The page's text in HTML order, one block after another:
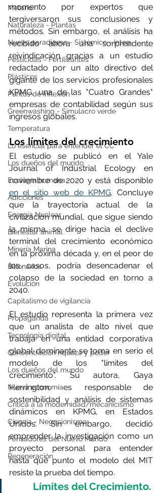
Metano
Naturaleza - Plantas
Nuevo paradigma - Sistémico - Integ
Pesticidas - Fertilizantes
Plásticos
Puntos de inflexión
Greenwashing - Simulacro verde
Temperatura
Lo esencial para entender el CC
Los dueños del mundo
Ecología humana
Adicciones
Energía Nuclear
Bienestar animal
Minería Marina
Billonarios
Evolución
Capitalismo de vigilancia
Propaganda
Tecnología digital
Concentración riqueza y poder
Los dueños del mundo
Nueva economía
Crítica a la modernidad/mecanicismo
Ciencia - Negacionismo
Pensadores del Nuevo Mundo
Regeneración
momento por expertos que
tergiversaron sus conclusiones y
métodos. Sin embargo, el análisis ha
recibido ahora una sorprendente
reivindicación gracias a un estudio
redactado por un alto directivo del
gigante de los servicios profesionales
KPMG, una de las "Cuatro Grandes"
empresas de contabilidad según sus
ingresos globales.
Los límites del crecimiento
El estudio se publicó en el Yale
Journal of Industrial Ecology en
en el sitio web de KPMG. Concluye
que la trayectoria actual de la
civilización mundial, que sigue siendo
la misma, se dirige hacia el declive
terminal del crecimiento económico
en la próxima década y, en el peor de
los casos, podría desencadenar el
colapso de la sociedad en torno a
2040.
El estudio representa la primera vez
que un analista de alto nivel que
trabaja en una entidad corporativa
global dominante se toma en serio el
modelo de los "límites del
crecimiento". Su autora, Gaya
Herrington, es responsable de
sostenibilidad y análisis de sistemas
dinámicos en KPMG, en Estados
Unidos. Sin embargo, decidió
emprender la investigación como un
proyecto personal para entender
hasta qué punto el modelo del MIT
resiste la prueba del tiempo.
Límites del Crecimiento.